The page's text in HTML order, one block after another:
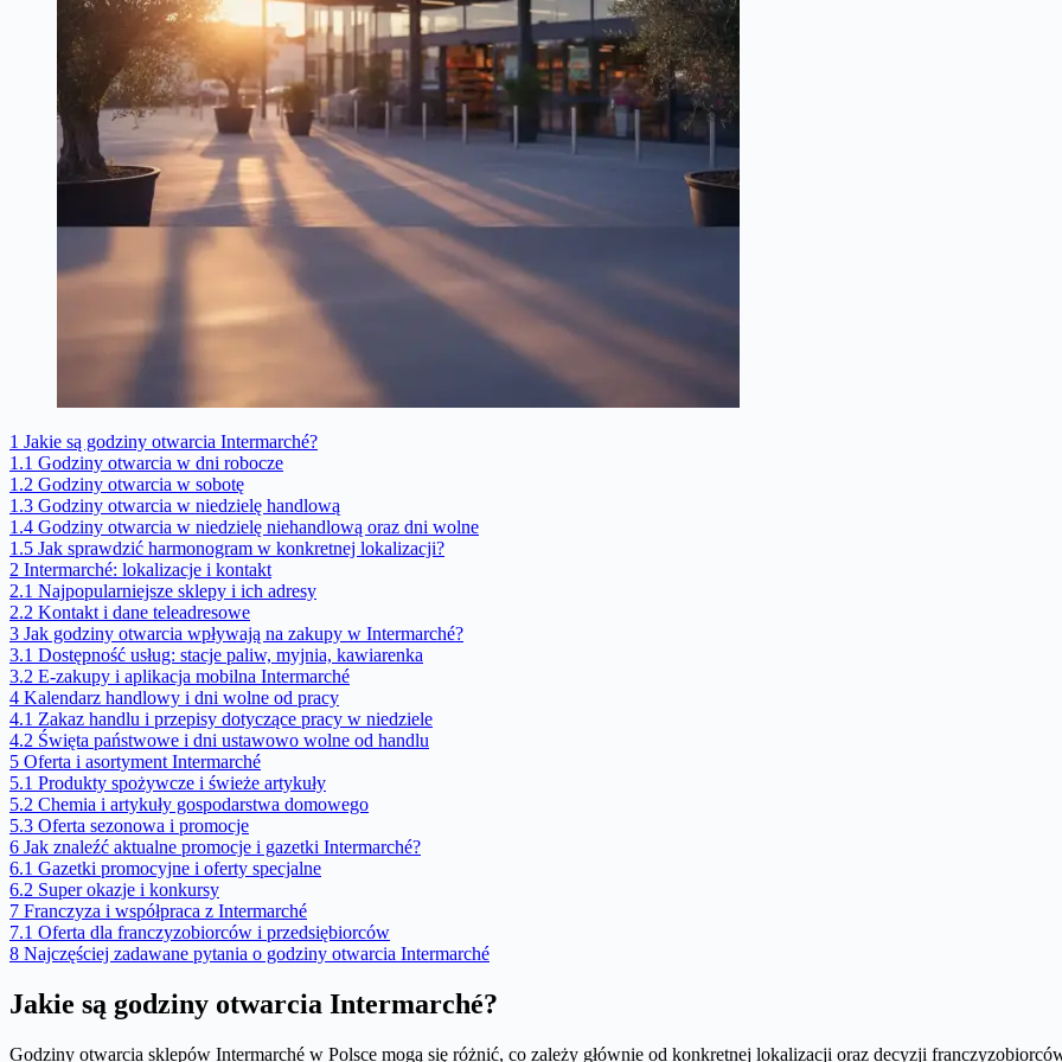
1 Jakie są godziny otwarcia Intermarché?
1.1 Godziny otwarcia w dni robocze
1.2 Godziny otwarcia w sobotę
1.3 Godziny otwarcia w niedzielę handlową
1.4 Godziny otwarcia w niedzielę niehandlową oraz dni wolne
1.5 Jak sprawdzić harmonogram w konkretnej lokalizacji?
2 Intermarché: lokalizacje i kontakt
2.1 Najpopularniejsze sklepy i ich adresy
2.2 Kontakt i dane teleadresowe
3 Jak godziny otwarcia wpływają na zakupy w Intermarché?
3.1 Dostępność usług: stacje paliw, myjnia, kawiarenka
3.2 E-zakupy i aplikacja mobilna Intermarché
4 Kalendarz handlowy i dni wolne od pracy
4.1 Zakaz handlu i przepisy dotyczące pracy w niedziele
4.2 Święta państwowe i dni ustawowo wolne od handlu
5 Oferta i asortyment Intermarché
5.1 Produkty spożywcze i świeże artykuły
5.2 Chemia i artykuły gospodarstwa domowego
5.3 Oferta sezonowa i promocje
6 Jak znaleźć aktualne promocje i gazetki Intermarché?
6.1 Gazetki promocyjne i oferty specjalne
6.2 Super okazje i konkursy
7 Franczyza i współpraca z Intermarché
7.1 Oferta dla franczyzobiorców i przedsiębiorców
8 Najczęściej zadawane pytania o godziny otwarcia Intermarché
Jakie są godziny otwarcia Intermarché?
Godziny otwarcia sklepów Intermarché w Polsce mogą się różnić, co zależy głównie od konkretnej lokalizacji oraz decyzji